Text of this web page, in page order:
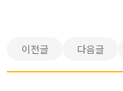
이전글 다음글